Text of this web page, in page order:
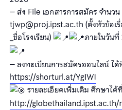
– ส่ง File เอกสารการสมัคร จำนว
tjwp@proj.ipst.ac.th (ตั้งหัวข้อเรื่
_ชื่อโรงเรียน)
ภายในวัน
– ลงทะเบียนการสมัครออนไลน์ ได้
https://shorturl.at/YgIWI
รายละเอียดเพิ่มเติม ศึกษาได้ที่
http://globethailand.ipst.ac.th/